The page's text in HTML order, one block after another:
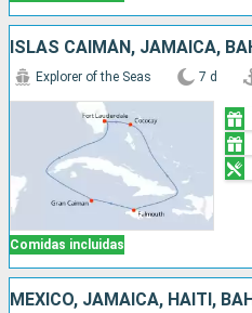
Comidas incluidas
Explorer of the Seas 7 d